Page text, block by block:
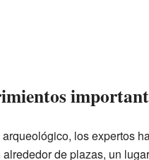
los expertos
de plazas, un